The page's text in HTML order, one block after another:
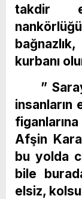
takdir
kurbanı
”
insanların
Afşin
bu yolda
bile
elsiz,